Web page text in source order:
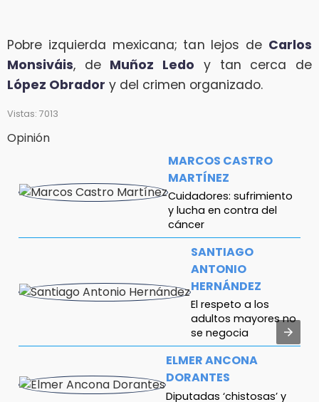
Pobre izquierda mexicana; tan lejos de Carlos
Monsiváis, de Muñoz Ledo y tan cerca de
López Obrador y del crimen organizado.
Vistas: 7013
Opinión
MARCOS CASTRO
MARTÍNEZ
Cuidadores: sufrimiento
y lucha en contra del
cáncer
SANTIAGO
ANTONIO
HERNÁNDEZ
El respeto a los
adultos mayores no
se negocia
ELMER ANCONA
DORANTES
Diputadas ‘chistosas’ y